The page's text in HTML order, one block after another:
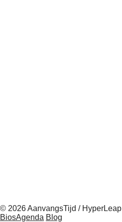
© 2026 AanvangsTijd / HyperLeap
BiosAgenda Blog